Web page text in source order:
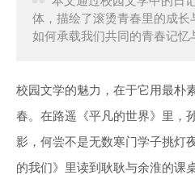
体，描绘了滚烫青春里的成长
如何承载我们共同的青春记忆
校园文学的魅力，在于它用最朴
春。在路遥《平凡的世界》里，
影，何尝不是无数寒门学子挑灯
的我们》里读到耿耿与余淮的课